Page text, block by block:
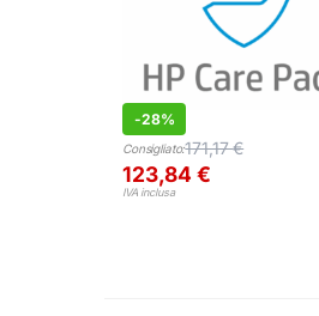
-28%
Consigliato:171,17€
123,84€
IVA inclusa